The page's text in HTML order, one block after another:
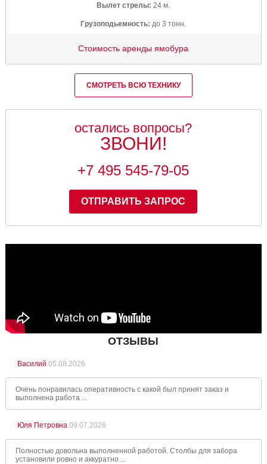
Вылет стрелы: 24 м.
Грузоподьемность: до 3 тонн.
Стоимость аренды ямобура
СМОТРЕТЬ ВСЮ ТЕХНИКУ
остались вопросы?
ЗВОНИ!
+7 495 545-79-05
ОТПРАВИТЬ ЗАПРОС
ОТЗЫВЫ
Василий 05.08.2026
Очень понравилась оперативность с какой был принят заказ и
выполнена работа ...
Юля Петровна 09.07.2026
Полностью довольна выполненной работой. Столбы для забора
установили ровно и аккуратно ...